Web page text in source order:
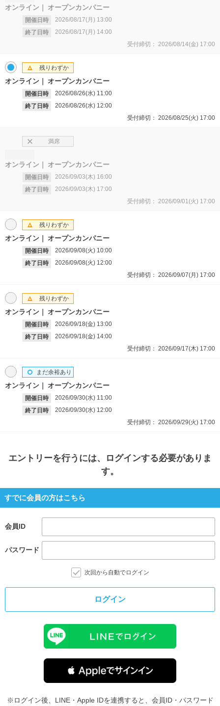
オンライン オープンカンパニー
開催日時 2026/08/17(月) 13:00
終了日時
2026/08/17(月) 14:00
受付締切： 2026/08/14(金) 17:00
オンライン オープンカンパニー
開催日時 2026/08/26(水) 11:00
終了日時
2026/08/26(水) 12:00
残りわずか
受付締切： 2026/08/25(火) 17:00
オンライン オープンカンパニー
開催日時 2026/09/03(木) 16:00
終了日時
2026/09/03(木) 17:00
満席
受付締切： 2026/09/01(火) 17:00
オンライン オープンカンパニー
開催日時 2026/09/08(火) 10:00
終了日時
2026/09/08(火) 12:00
残りわずか
受付締切： 2026/09/07(月) 17:00
オンライン オープンカンパニー
開催日時 2026/09/18(金) 13:00
終了日時
2026/09/18(金) 14:00
残りわずか
受付締切： 2026/09/17(木) 17:00
オンライン オープンカンパニー
開催日時 2026/09/30(水) 11:00
終了日時
2026/09/30(水) 12:00
まだ余裕あり
受付締切： 2026/09/29(火) 17:00
エントリーを行うには、ログインする必要がありま
す。
すでに会員の方はこちら
会員ID
パスワード
次回から自動でログイン
ログイン
※ログイン後、LINE・Apple IDを連携すると、会員ID・パスワード